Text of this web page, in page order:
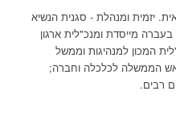
יזמית ומנהלת - סגנית הנשיא
מייסדת ומנכ"לית ארגון
המכון למנהיגות וממשל
הממשלה לכלכלה וחברה;
רבים.